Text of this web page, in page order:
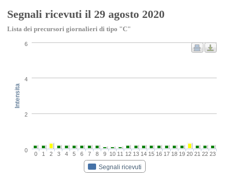
Segnali ricevuti il 29 agosto 2020
Lista dei precursori giornalieri di tipo "C"
Intensita
Segnali ricevuti
0 1 2 3 4 5 6 7 8 9 10 11 12 13 14 15 16 17 18 19 20 21 22 23
0
2
4
6